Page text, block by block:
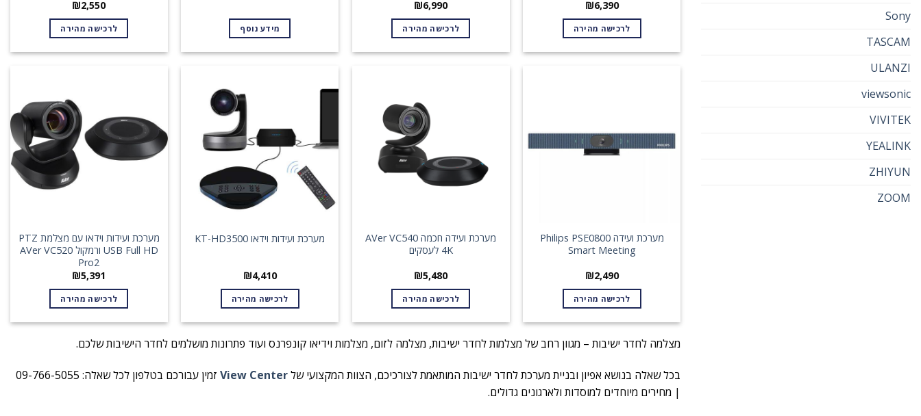
Sony
TASCAM
ULANZI
viewsonic
VIVITEK
YEALINK
ZHIYUN
ZOOM
₪6,390
לרכישה מהירה
₪6,990
לרכישה מהירה מידע נוסף
₪2,550
לרכישה מהירה
מערכת ועידה Philips PSE0800
Smart Meeting
₪2,490
לרכישה מהירה
מערכת ועידה חכמה AVer VC540
4K לעסקים
₪5,480
לרכישה מהירה
מערכת ועידות וידאו KT-HD3500
₪4,410
לרכישה מהירה
מערכת ועידות וידאו עם מצלמת PTZ
USB Full HD ורמקול AVer VC520
Pro2
₪5,391
לרכישה מהירה
מצלמה לחדר ישיבות – מגוון רחב של מצלמות לחדר ישיבות, מצלמה לזום, מצלמות וידיאו קונפרנס ועוד פתרונות מושלמים לחדר הישיבות שלכם.
בכל שאלה בנושא אפיון ובניית מערכת לחדר ישיבות המותאמת לצורכיכם, הצוות המקצועי שלView Center
זמין עבורכם בטלפון לכל שאלה: 09-766-5055
| מחירים מיוחדים למוסדות ולארגונים גדולים.